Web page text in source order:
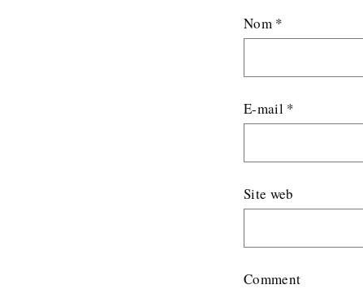
Nom *
E-mail *
Site web
Comment